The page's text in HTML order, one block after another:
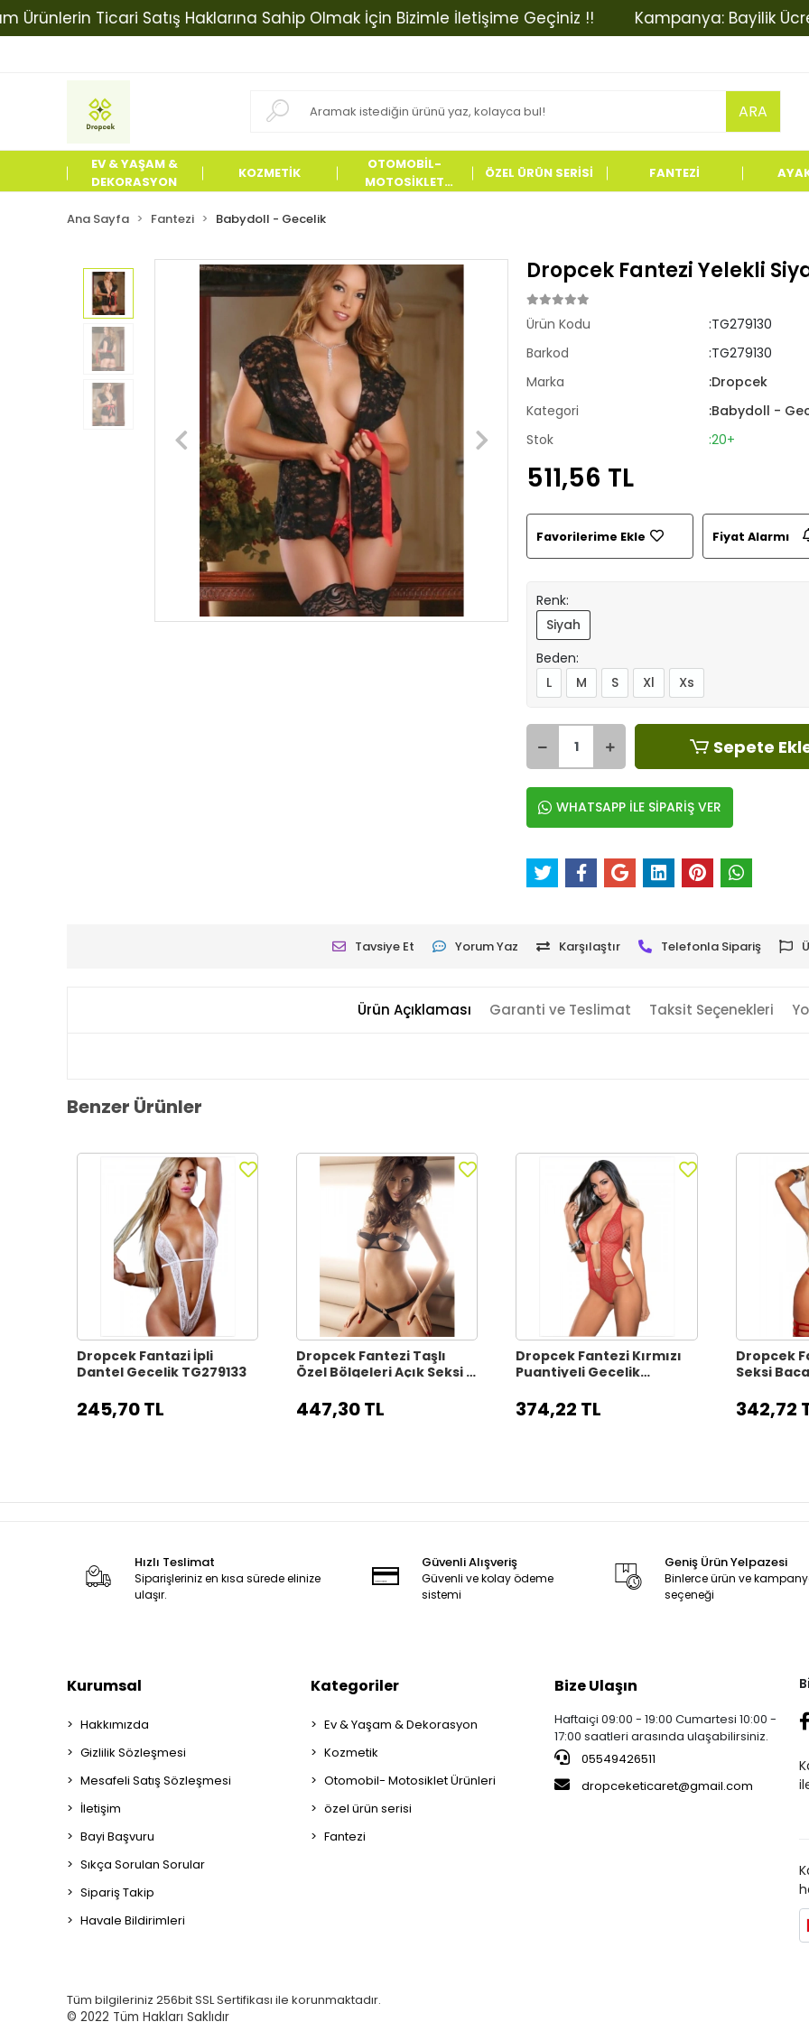
Ticari Satış Haklarına Sahip Olmak İçin Bizimle İletişime Geçiniz !! Kampanya: Bayilik
ARA
EV & YAŞAM &
DEKORASYON
KOZMETİK
OTOMOBİL-
MOTOSİKLET
ÖZEL ÜRÜN SERİSİ FANTEZİ
Ana Sayfa Fantezi Babydoll - Gecelik
Dropcek Fantezi Yelekli
Ürün Kodu
:TG279130
Barkod
:TG279130
Marka
:Dropcek
Kategori
:Babydoll -
Stok
:20+
511,56 TL
Favorilerime Ekle Fiyat Alarmı
Renk:
Siyah
Beden:
L
M S Xl Xs
Sepete
WHATSAPP İLE SİPARİŞ VER
Tavsiye Et Yorum Yaz Karşılaştır Telefonla Sipariş
Ürün Açıklaması Garanti ve Teslimat Taksit Seçenekleri
Benzer Ürünler
Dropcek Fantazi İpli
Dantel Gecelik TG279133
245,70 TL
Dropcek Fantezi Taşlı
Özel Bölgeleri Açık Seksi İç
447,30 TL
Dropcek Fantezi Kırmızı
Puantiyeli Gecelik
374,22 TL
Dropcek
Seksi
TG279176
342,72
Hızlı Teslimat
Siparişleriniz en kısa sürede elinize
ulaşır.
Güvenli Alışveriş
Güvenli ve kolay ödeme
sistemi
Geniş Ürün Yelpazesi
Binlerce ürün ve
seçeneği
Kurumsal
Hakkımızda
Gizlilik Sözleşmesi
Mesafeli Satış Sözleşmesi
İletişim
Bayi Başvuru
Sıkça Sorulan Sorular
Sipariş Takip
Havale Bildirimleri
Kategoriler
Ev & Yaşam & Dekorasyon
Kozmetik
Otomobil- Motosiklet Ürünleri
özel ürün serisi
Fantezi
Bize Ulaşın
Haftaiçi 09:00 - 19:00 Cumartesi 10:00 -
17:00 saatleri arasında ulaşabilirsiniz.
05549426511
dropceketicaret@gmail.com
Tüm bilgileriniz 256bit SSL Sertifikası ile korunmaktadır.
© 2022 Tüm Hakları Saklıdır